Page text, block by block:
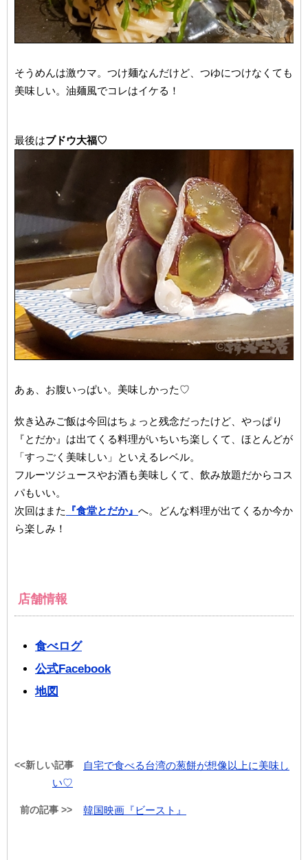
そうめんは激ウマ。つけ麺なんだけど、つゆにつけなくても
美味しい。油麺風でコレはイケる！
最後はブドウ大福♡
あぁ、お腹いっぱい。美味しかった♡
炊き込みご飯は今回はちょっと残念だったけど、やっぱり
『とだか』は出てくる料理がいちいち楽しくて、ほとんどが
「すっごく美味しい」といえるレベル。
フルーツジュースやお酒も美味しくて、飲み放題だからコス
パもいい。
次回はまた
『食堂とだか』 へ。どんな料理が出てくるか今か
ら楽しみ！
店舗情報
食べログ
公式Facebook
地図
<<新しい記事
自宅で食べる台湾の葱餅が想像以上に美味し
い♡
前の記事 >> 韓国映画『ビースト』